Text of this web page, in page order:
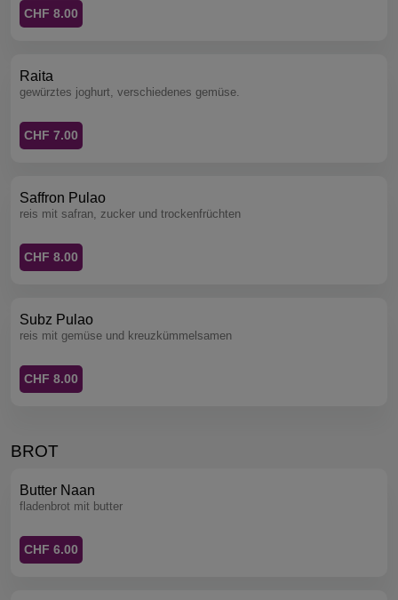
CHF 8.00
Raita
gewürztes joghurt, verschiedenes gemüse.
CHF 7.00
Saffron Pulao
reis mit safran, zucker und trockenfrüchten
CHF 8.00
Subz Pulao
reis mit gemüse und kreuzkümmelsamen
CHF 8.00
BROT
Butter Naan
fladenbrot mit butter
CHF 6.00